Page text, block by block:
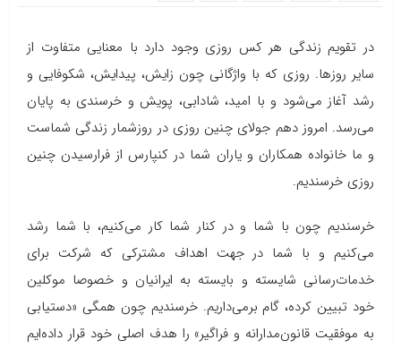
در تقویم زندگی هر کس روزی وجود دارد با معنایی متفاوت از
سایر روزها. روزی که با واژگانی چون زایش، پیدایش، شکوفایی و
رشد آغاز می‌شود و با امید، شادابی، پویش و خرسندی به پایان
می‌رسد. امروز دهم جولای چنین روزی در روزشمار زندگی شماست
و ما خانواده همکاران و یاران شما در کنپارس از فرارسیدن چنین
روزی خرسندیم.
خرسندیم چون با شما و در کنار شما کار می‌کنیم، با شما رشد
می‌کنیم و با شما در جهت اهداف مشترکی که شرکت برای
خدمات‌رسانی شایسته و بایسته به ایرانیان و خصوصا موکلین
خود تبیین کرده، گام برمی‌داریم. خرسندیم چون همگی «دستیابی
به موفقیت قانون‌مدارانه و فراگیر» را هدف اصلی خود قرار داده‌ایم